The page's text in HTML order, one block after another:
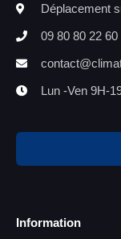
Déplacement
09 80 80 22 60
Lun -Ven 9H-
Information